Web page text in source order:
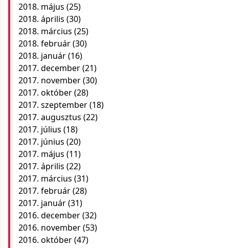
2018. május (25)
2018. április (30)
2018. március (25)
2018. február(30)
2018. január(16)
2017. december(21)
2017. november(30)
2017. október(28)
2017. szeptember(18)
2017. augusztus (22)
2017. július (18)
2017. június (20)
2017. május (11)
2017. április (22)
2017. március (31)
2017. február(28)
2017. január(31)
2016. december(32)
2016. november(53)
2016. október(47)